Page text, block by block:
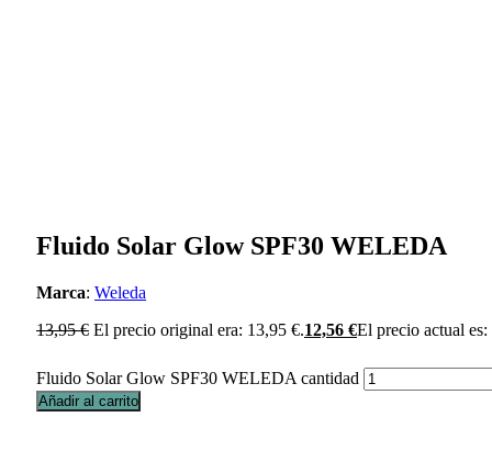
Fluido Solar Glow SPF30 WELEDA
Marca: Weleda
13,95€ El precio original era: 13,95 €.12,56 €El precio actual
Fluido Solar Glow SPF30 WELEDA cantidad
Añadir al carrito